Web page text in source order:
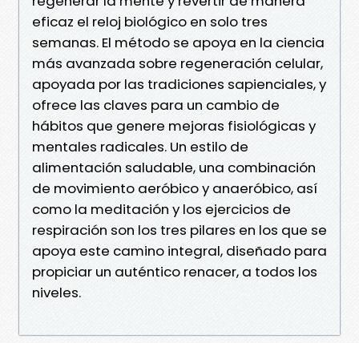
eficaz el reloj biológico en solo tres
semanas. El método se apoya en la ciencia
más avanzada sobre regeneración celular,
apoyada por las tradiciones sapienciales, y
ofrece las claves para un cambio de
hábitos que genere mejoras fisiológicas y
mentales radicales. Un estilo de
alimentación saludable, una combinación
de movimiento aeróbico y anaeróbico, así
como la meditación y los ejercicios de
respiración son los tres pilares en los que se
apoya este camino integral, diseñado para
propiciar un auténtico renacer, a todos los
niveles.